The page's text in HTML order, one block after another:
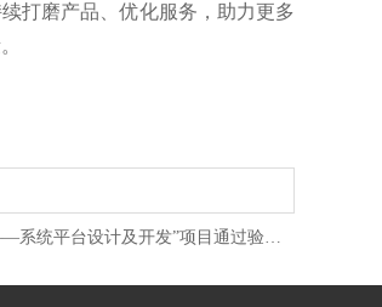
打磨产品、优化服务，助力更多
系统平台设计及开发”项目通过验…